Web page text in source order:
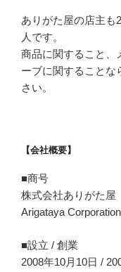
ありがた屋の店主も
人です。
商品に関すること、
ーブに関することな
さい。
【会社概要】
■商号
株式会社ありがた屋
Arigataya Corporation
■設立 / 創業
2008年10月10日 /